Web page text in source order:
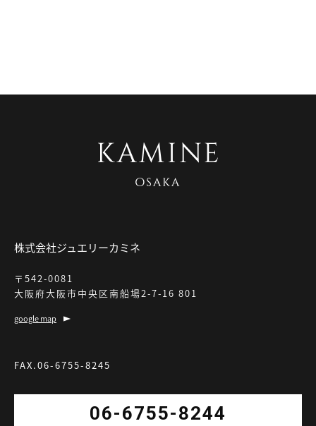
株式会社ジュエリーカミネ
〒542-0081
大阪府大阪市中央区南船場2-7-16 801
google map
FAX.06-6755-8245
06-6755-8244